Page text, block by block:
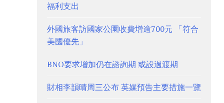
福利支出
外國旅客訪國家公園收費增逾700元 「符合
美國優先」
BNO要求增加仍在諮詢期 或設過渡期
財相李韻晴周三公布 英媒預告主要措施一覽